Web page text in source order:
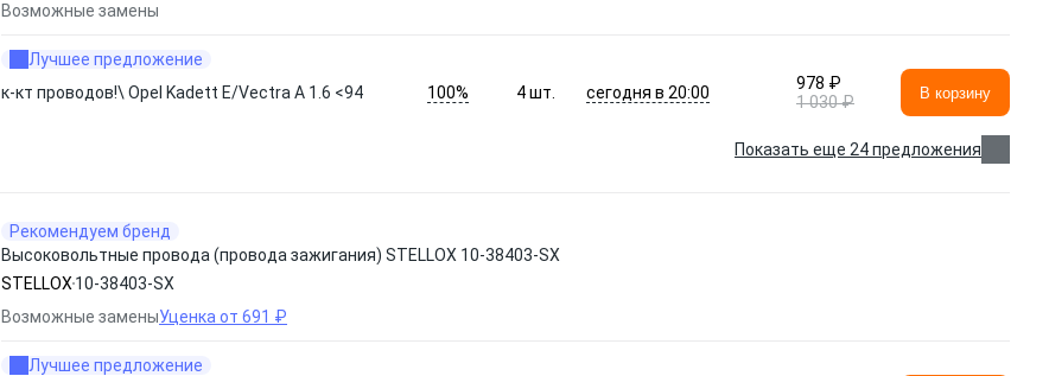
Возможные замены
Лучшее предложение
к-кт проводов!\ Opel Kadett E/Vectra A 1.6 <94
100% 4шт. сегодня в 20:00
978 ₽
1 030 ₽
В корзину
Показать еще 24 предложения
Рекомендуем бренд
Высоковольтные провода (провода зажигания) STELLOX 10-38403-SX
STELLOX 10-38403-SX
Возможные заменыУценка от 691 ₽
Лучшее предложение